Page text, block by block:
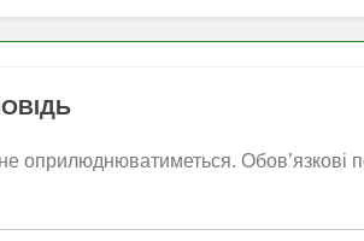
оприлюднюватиметься. Обов’язкові